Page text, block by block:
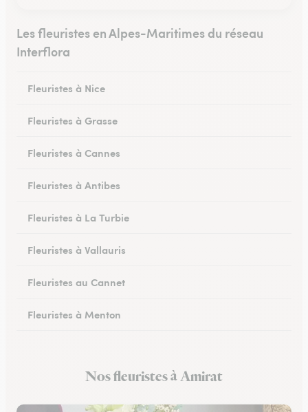
Les fleuristes en Alpes-Maritimes du réseau
Interflora
Fleuristes à Nice
Fleuristes à Grasse
Fleuristes à Cannes
Fleuristes à Antibes
Fleuristes à La Turbie
Fleuristes à Vallauris
Fleuristes au Cannet
Fleuristes à Menton
Fleuristes à Peymeinade
Nos fleuristes à Amirat